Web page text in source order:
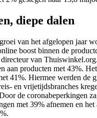
diepe dalen
van het afgelopen jaar
boost binnen de
van
aan producten met 43%.
41%. Hiermee werden de
en vrijetijdsbranches
de coronabeperkingen
met 39% afnemen en